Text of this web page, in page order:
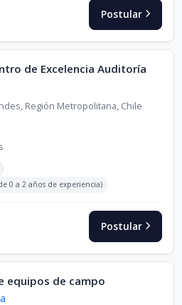
Postular
de Excelencia Auditoría
Región Metropolitana, Chile
0 a 2 años de experiencia)
Postular
equipos de campo